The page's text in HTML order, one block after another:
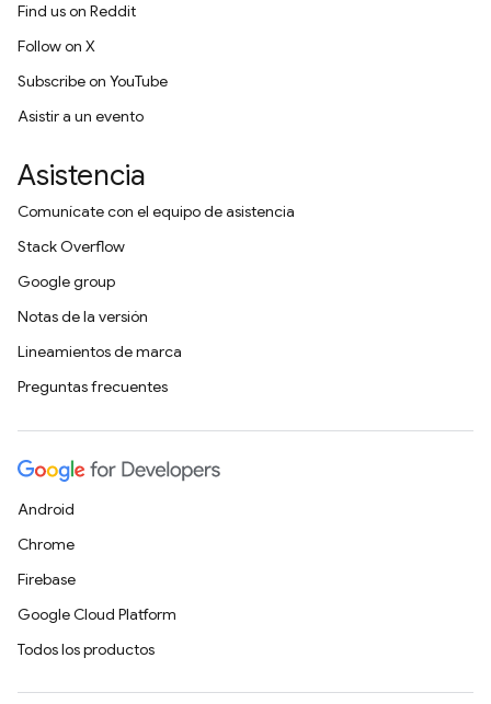
Find us on Reddit
Follow on X
Subscribe on YouTube
Asistir a un evento
Asistencia
Comunícate con el equipo de asistencia
Stack Overflow
Google group
Notas de la versión
Lineamientos de marca
Preguntas frecuentes
Android
Chrome
Firebase
Google Cloud Platform
Todos los productos